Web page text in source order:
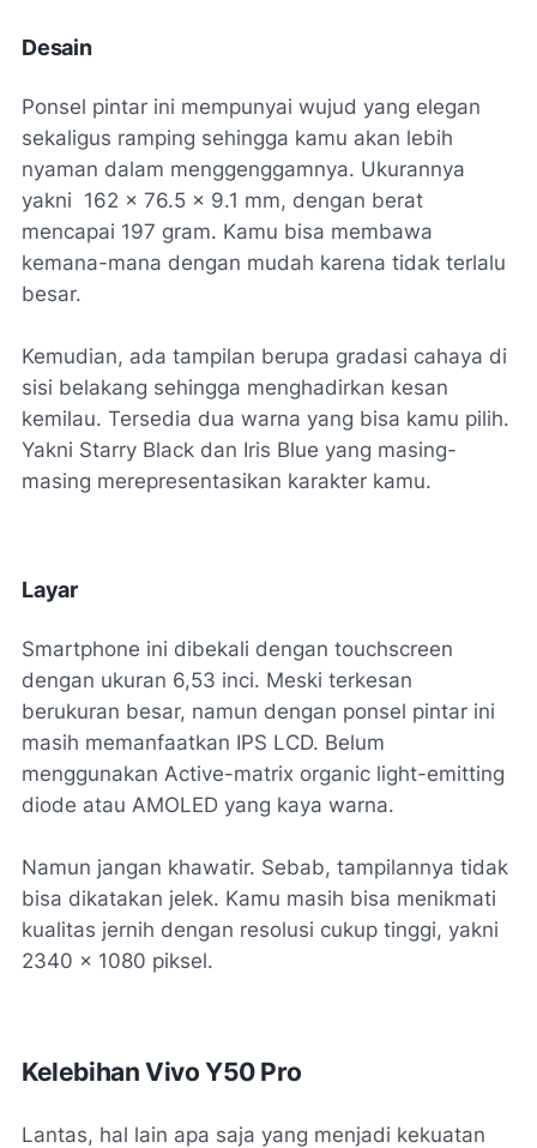
Desain
Ponsel pintar ini mempunyai wujud yang elegan
sekaligus ramping sehingga kamu akan lebih
nyaman dalam menggenggamnya. Ukurannya
yakni 162 x 76.5 x 9.1 mm, dengan berat
mencapai 197 gram. Kamu bisa membawa
kemana-mana dengan mudah karena tidak terlalu
besar.
Kemudian, ada tampilan berupa gradasi cahaya di
sisi belakang sehingga menghadirkan kesan
kemilau. Tersedia dua warna yang bisa kamu pilih.
Yakni Starry Black dan Iris Blue yang masing-
masing merepresentasikan karakter kamu.
Layar
Smartphone ini dibekali dengan touchscreen
dengan ukuran 6,53 inci. Meski terkesan
berukuran besar, namun dengan ponsel pintar ini
masih memanfaatkan IPS LCD. Belum
menggunakan Active-matrix organic light-emitting
diode atau AMOLED yang kaya warna.
Namun jangan khawatir. Sebab, tampilannya tidak
bisa dikatakan jelek. Kamu masih bisa menikmati
kualitas jernih dengan resolusi cukup tinggi, yakni
2340 x 1080 piksel.
Kelebihan Vivo Y50 Pro
Lantas, hal lain apa saja yang menjadi kekuatan